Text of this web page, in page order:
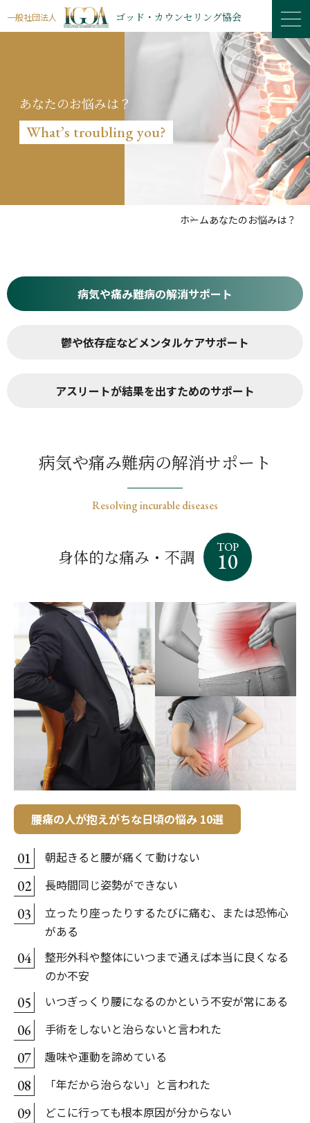
一般社団法人 ゴッド・カウンセリング協会
あなたのお悩みは？
What’s troubling you?
ホームあなたのお悩みは？
病気や痛み難病の解消サポート
鬱や依存症などメンタルケアサポート
アスリートが結果を出すためのサポート
病気や痛み難病の解消サポート
Resolving incurable diseases
身体的な痛み・不調 TOP
10
腰痛の人が抱えがちな日頃の悩み 10選
01 朝起きると腰が痛くて動けない
02 長時間同じ姿勢ができない
03
立ったり座ったりするたびに痛む、または恐怖心
がある
04
整形外科や整体にいつまで通えば本当に良くなる
のか不安
05 いつぎっくり腰になるのかという不安が常にある
06 手術をしないと治らないと言われた
07 趣味や運動を諦めている
08 「年だから治らない」と言われた
09 どこに行っても根本原因が分からない